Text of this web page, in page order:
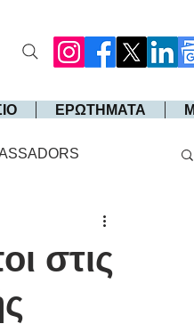
ΕΡΩΤΗΜΑΤΑ
στις